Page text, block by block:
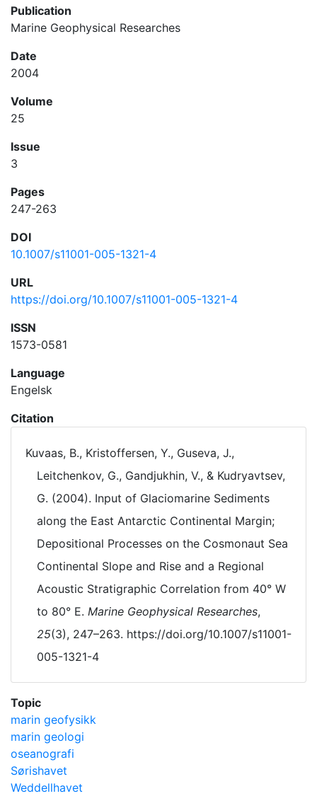
Publication
Marine Geophysical Researches
Date
2004
Volume
25
Issue
3
Pages
247-263
DOI
10.1007/s11001-005-1321-4
URL
https://doi.org/10.1007/s11001-005-1321-4
ISSN
1573-0581
Language
Engelsk
Citation
Kuvaas, B., Kristoffersen, Y., Guseva, J.,
Leitchenkov, G., Gandjukhin, V., & Kudryavtsev,
G. (2004). Input of Glaciomarine Sediments
along the East Antarctic Continental Margin;
Depositional Processes on the Cosmonaut Sea
Continental Slope and Rise and a Regional
Acoustic Stratigraphic Correlation from 40° W
to 80° E. Marine Geophysical Researches,
25(3), 247–263. https://doi.org/10.1007/s11001-
005-1321-4
Topic
marin geofysikk
marin geologi
oseanografi
Sørishavet
Weddellhavet